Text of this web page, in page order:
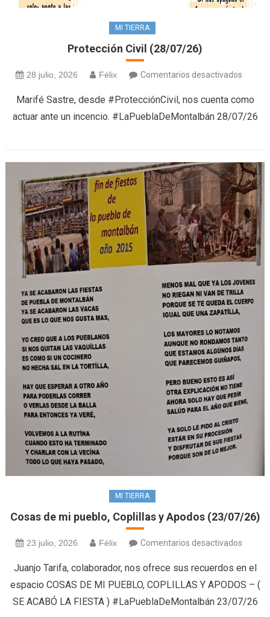
MI TIERRA
Protección Civil (28/07/26)
28 julio, 2026 Félix Comentarios desactivados
Civil
(28/
Marifé Sastre, desde #ProtecciónCivil, nos cuenta como
actuar ante un incencio. #LaPueblaDeMontalbán 28/07/26
MI TIERRA
Cosas de mi pueblo, Coplillas y Apodos (23/07/26)
23 julio, 2026 Félix Comentarios desactivados
de
mi
pueblo,
Juanjo Tarifa, colaborador, nos ofrece sus recuerdos en el
espacio COSAS DE MI PUEBLO, COPLILLAS Y APODOS – (
SE ACABÓ LA FIESTA ) #LaPueblaDeMontalbán 23/07/26